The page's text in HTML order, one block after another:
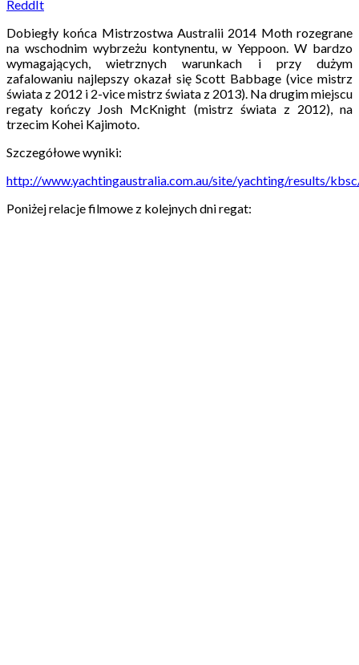
ReddIt
Dobiegły końca Mistrzostwa Australii 2014 Moth rozegrane
na wschodnim wybrzeżu kontynentu, w Yeppoon. W bardzo
wymagających, wietrznych warunkach i przy dużym
zafalowaniu najlepszy okazał się Scott Babbage (vice mistrz
świata z 2012 i 2-vice mistrz świata z 2013). Na drugim miejscu
regaty kończy Josh McKnight (mistrz świata z 2012), na
trzecim Kohei Kajimoto.
Szczegółowe wyniki:
http://www.yachtingaustralia.com.au/site/yachting/results/
Poniżej relacje filmowe z kolejnych dni regat: